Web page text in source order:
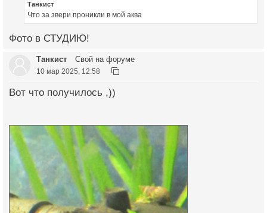
Танкист
Что за звери проникли в мой аква
Фото в СТУДИЮ!
Танкист Свой на форуме
10 мар 2025, 12:58
Вот что получилось ,))